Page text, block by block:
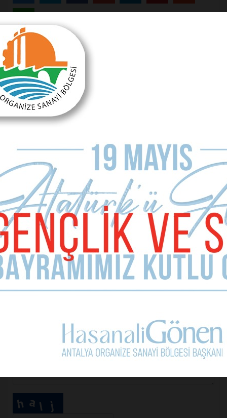
Önceki Makale
Ne olacak bu tarımın hali?
MAKALE YORUMLARI
Sizde Yorum Ekleyin
İsim Soyad
E-mail Adresiniz (zorunlu değil)
Telefon (zorunlu değil)